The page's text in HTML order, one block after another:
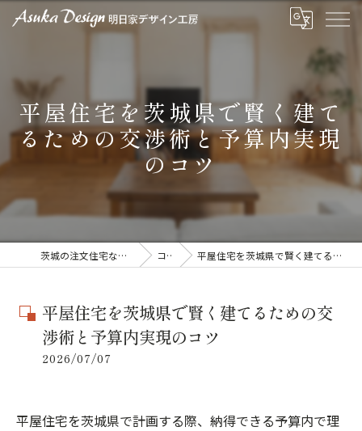
平屋住宅を茨城県で賢く建て
るための交渉術と予算内実現
のコツ
茨城の注文住宅なら明日家デザイン工房 コラム 平屋住宅を茨城県で賢く建てるための交渉術と予算内実現のコツ
平屋住宅を茨城県で賢く建てるための交
渉術と予算内実現のコツ
2026/07/07
平屋住宅を茨城県で計画する際、納得できる予算内で理